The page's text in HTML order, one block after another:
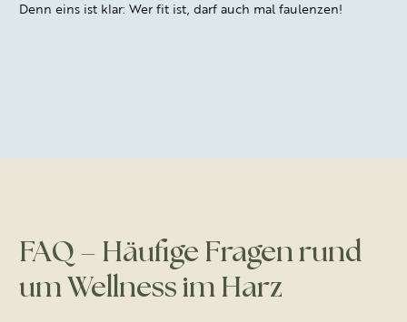
Denn eins ist klar: Wer fit ist, darf auch mal faulenzen!
FAQ – Häufige Fragen rund
um Wellness im Harz